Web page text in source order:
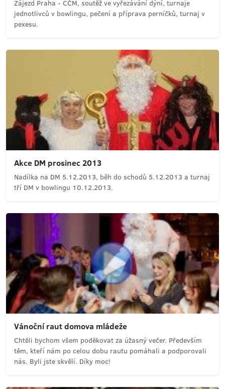
Zájezd Praha - CČM, soutěž ve vyřezávání dýní, turnaje
jednotlivců v bowlingu, pečení a příprava perníčků, turnaj v
pexesu.
Akce DM prosinec 2013
Nadílka na DM 5.12.2013, běh do schodů 5.12.2013 a turnaj
tří DM v bowlingu 10.12.2013.
Vánoční raut domova mládeže
Chtěli bychom všem poděkovat za úžasný večer. Především
těm, kteří nám po celou dobu rautu pomáhali a podporovali
nás. Byli jste skvělí. Díky moc!